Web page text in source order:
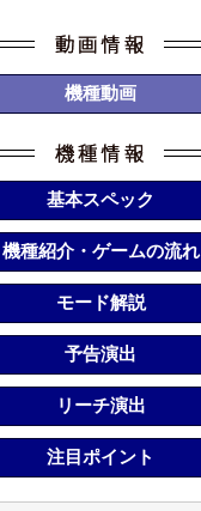
機種動画
基本スペック
機種紹介・ゲームの流れ
モード解説
予告演出
リーチ演出
注目ポイント